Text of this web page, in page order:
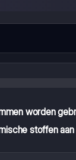
worden
stoffen